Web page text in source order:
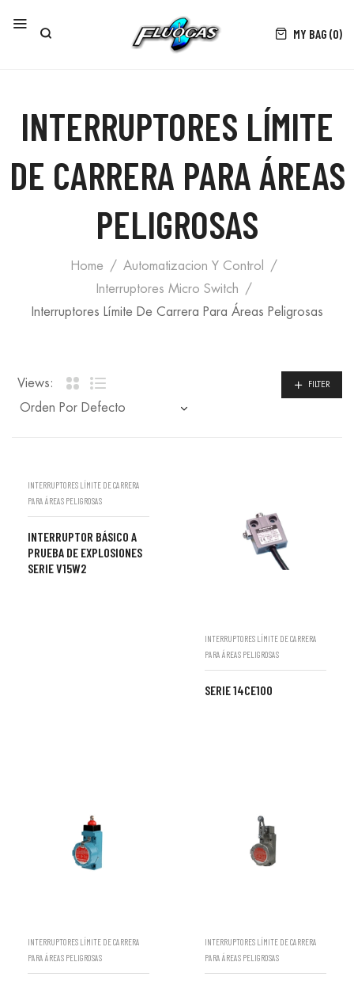
MY BAG (0)
INTERRUPTORES LÍMITE
DE CARRERA PARA ÁREAS
PELIGROSAS
Home
Automatizacion Y Control
Interruptores Micro Switch
Interruptores Límite De Carrera Para Áreas Peligrosas
Views: FILTER
INTERRUPTORES LÍMITE DE CARRERA
PARA ÁREAS PELIGROSAS
INTERRUPTOR BÁSICO A
PRUEBA DE EXPLOSIONES
SERIE V15W2
INTERRUPTORES LÍMITE DE CARRERA
PARA ÁREAS PELIGROSAS
SERIE 14CE100
INTERRUPTORES LÍMITE DE CARRERA
PARA ÁREAS PELIGROSAS
INTERRUPTORES LÍMITE DE CARRERA
PARA ÁREAS PELIGROSAS